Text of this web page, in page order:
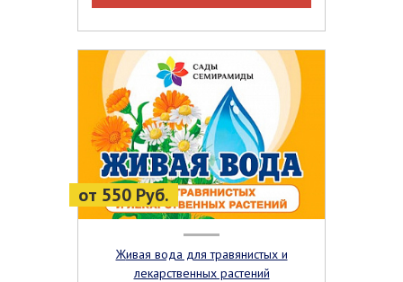
от 550 Руб.
Живая вода для травянистых и
лекарственных растений